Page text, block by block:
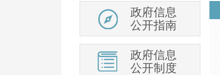
政府信息
公开指南
政府信息
公开制度